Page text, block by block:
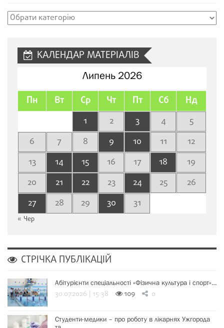
Рубрики
КАЛЕНДАР МАТЕРІАЛІВ
Липень 2026
Пн Вт Ср Чт Пт Сб Нд
1 2 3 4
5
6
7 8 9 10 11
12
13
14 15 16 17 18
19
20
21 22 23 24 25
26
27
28 29 30 31
« Чер
СТРІЧКА ПУБЛІКАЦІЙ
Абітурієнти спеціальності «Фізична культура і спорт»…
30.07.2026 | 15:38 109 0
Студенти-медики – про роботу в лікарнях Ужгорода